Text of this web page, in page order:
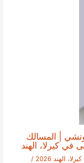
| المسالك
في كيرلا، الهند
الهند 2026
/